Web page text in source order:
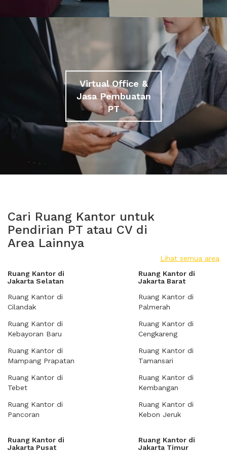
Virtual Office &
Jasa Pembuatan
PT
Cari Ruang Kantor untuk
Pendirian PT atau CV di
Area Lainnya
Lihat semua area
Ruang Kantor di
Jakarta Selatan
Ruang Kantor di
Cilandak
Ruang Kantor di
Kebayoran Baru
Ruang Kantor di
Mampang Prapatan
Ruang Kantor di
Tebet
Ruang Kantor di
Pancoran
Ruang Kantor di
Jakarta Barat
Ruang Kantor di
Palmerah
Ruang Kantor di
Cengkareng
Ruang Kantor di
Tamansari
Ruang Kantor di
Kembangan
Ruang Kantor di
Kebon Jeruk
Ruang Kantor di
Jakarta Pusat
Ruang Kantor di
Jakarta Timur